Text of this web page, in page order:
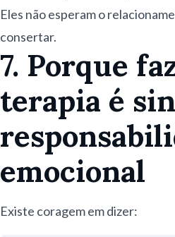
Eles não esperam o
consertar.
7. Porque
terapia é
emocional
Existe coragem em dizer: